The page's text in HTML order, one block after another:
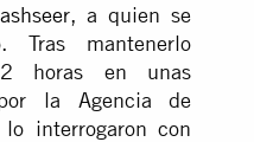
, a quien se
Tras mantenerlo
horas en unas
la Agencia de
interrogaron con